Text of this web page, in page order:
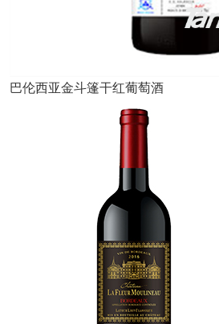
巴伦西亚金斗篷干红葡萄酒